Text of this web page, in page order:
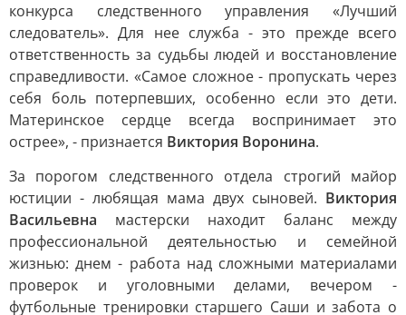
конкурса следственного управления «Лучший
следователь». Для нее служба - это прежде всего
ответственность за судьбы людей и восстановление
справедливости. «Самое сложное - пропускать через
себя боль потерпевших, особенно если это дети.
Материнское сердце всегда воспринимает это
острее», - признается Виктория Воронина.
За порогом следственного отдела строгий майор
юстиции - любящая мама двух сыновей. Виктория
Васильевна мастерски находит баланс между
профессиональной деятельностью и семейной
жизнью: днем - работа над сложными материалами
проверок и уголовными делами, вечером -
футбольные тренировки старшего Саши и забота о